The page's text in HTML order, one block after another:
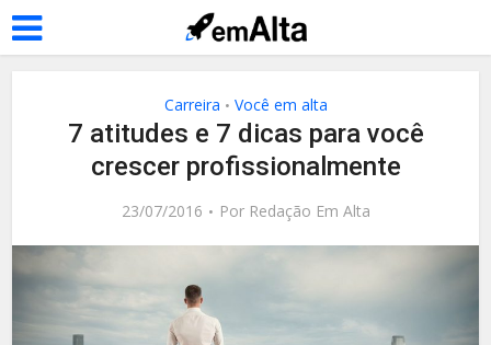
Carreira • Você em alta
7 atitudes e 7 dicas para você
crescer profissionalmente
23/07/2016 Por Redação Em Alta